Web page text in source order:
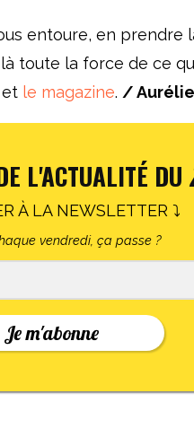
entoure, en prendre
toute la force de ce
et le magazine. /
L'ACTUALITÉ DU
À LA NEWSLETTER ⤵
vendredi, ça passe ?
Je m'abonne